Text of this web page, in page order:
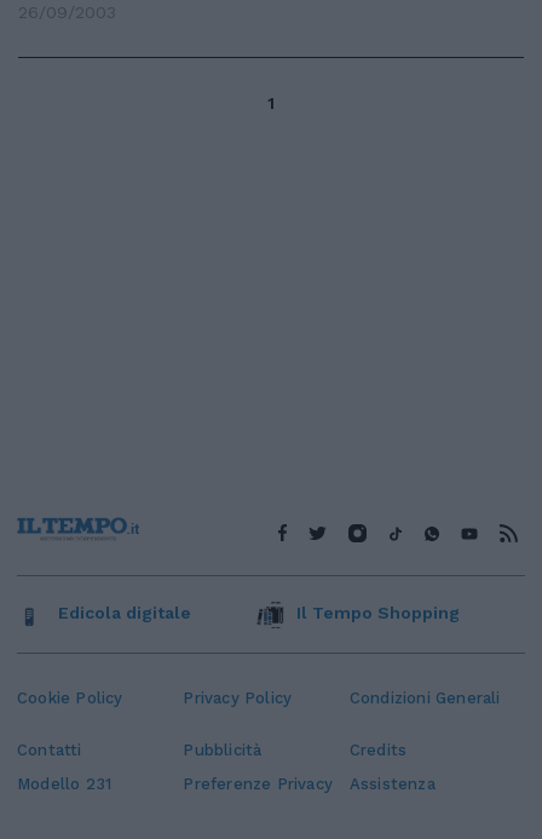
26/09/2003
1
Cookie Policy Privacy Policy Condizioni Generali
Contatti Pubblicità
Credits
Modello 231
Preferenze Privacy Assistenza
Edicola digitale Il Tempo Shopping